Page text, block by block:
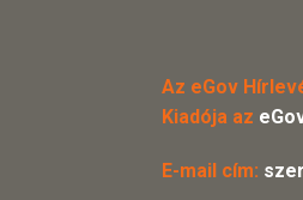
Az eGov
Kiadója az
E-mail cím: